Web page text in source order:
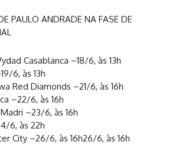
PAULO ANDRADE NA FASE DE
Casablanca –18/6, às 13h
6, às 13h
Red Diamonds –21/6, às 16h
–22/6, às 16h
–23/6, às 16h
6, às 22h
City –26/6, às 16h26/6, às 16h